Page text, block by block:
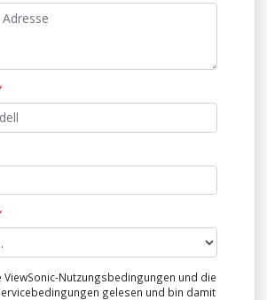
ViewSonic-Nutzungsbedingungen und die
gelesen und bin damit